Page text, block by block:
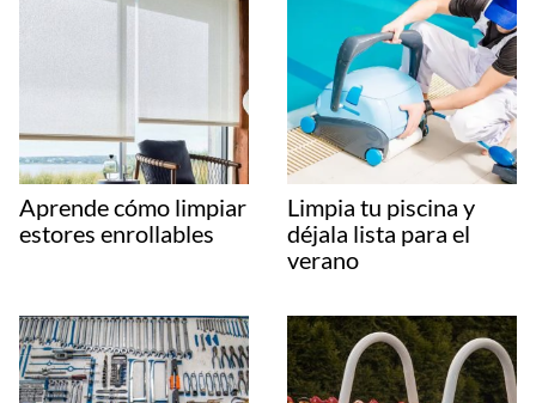
Aprende cómo limpiar
estores enrollables
Limpia tu piscina y
déjala lista para el
verano